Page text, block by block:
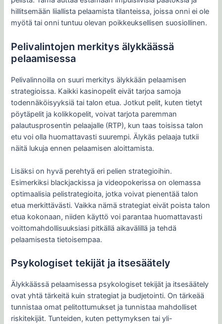
hillitsemään liiallista pelaamista tilanteissa, joissa onni ei ole
myötä tai onni tuntuu olevan poikkeuksellisen suosiollinen.
Pelivalintojen merkitys älykkäässä
pelaamisessa
Pelivalinnoilla on suuri merkitys älykkään pelaamisen
strategioissa. Kaikki kasinopelit eivät tarjoa samoja
todennäköisyyksiä tai talon etua. Jotkut pelit, kuten tietyt
pöytäpelit ja kolikkopelit, voivat tarjota paremman
palautusprosentin pelaajalle (RTP), kun taas toisissa talon
etu voi olla huomattavasti suurempi. Älykäs pelaaja tutkii
näitä lukuja ennen pelaamisen aloittamista.
Lisäksi on hyvä perehtyä eri pelien strategioihin.
Esimerkiksi blackjackissa ja videopokerissa on olemassa
optimaalisia pelistrategioita, jotka voivat pienentää talon
etua merkittävästi. Vaikka nämä strategiat eivät poista talon
etua kokonaan, niiden käyttö voi parantaa huomattavasti
voittomahdollisuuksiasi pitkällä aikavälillä ja tehdä
pelaamisesta tietoisempaa.
Psykologiset tekijät ja itsesäätely
Älykkäässä pelaamisessa psykologiset tekijät ja itsesäätely
ovat yhtä tärkeitä kuin strategiat ja budjetointi. On tärkeää
tunnistaa omat pelitottumukset ja tunnistaa mahdolliset
riskitekijät. Tunteiden, kuten pettymyksen tai yli-